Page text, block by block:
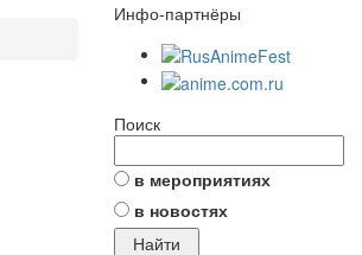
Инфо-партнёры
Поиск
в мероприятиях
в новостях